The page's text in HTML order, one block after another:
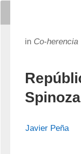
in Co-herencia
Spinoza
Javier Peña